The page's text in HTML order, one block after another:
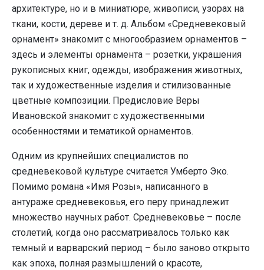
архитектуре, но и в миниатюре, живописи, узорах на
ткани, кости, дереве и т. д. Альбом «Средневековый
орнамент» знакомит с многообразием орнаментов –
здесь и элементы орнамента – розетки, украшения
рукописных книг, одежды, изображения животных,
так и художественные изделия и стилизованные
цветные композиции. Предисловие Веры
Ивановской знакомит с художественными
особенностями и тематикой орнаментов.
Одним из крупнейших специалистов по
средневековой культуре считается Умберто Эко.
Помимо романа «Имя Розы», написанного в
антураже средневековья, его перу принадлежит
множество научных работ. Средневековье – после
столетий, когда оно рассматривалось только как
темный и варварский период – было заново открыто
как эпоха, полная размышлений о красоте,